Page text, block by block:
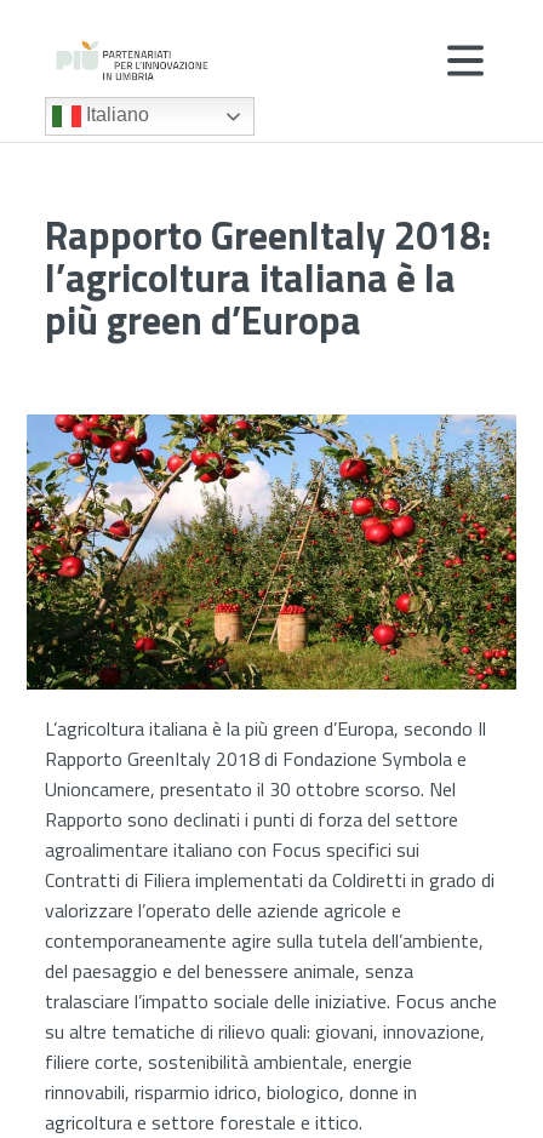
Italiano
Rapporto GreenItaly 2018:
l’agricoltura italiana è la
più green d’Europa
L’agricoltura italiana è la più green d’Europa, secondo Il
Rapporto GreenItaly 2018 di Fondazione Symbola e
Unioncamere, presentato il 30 ottobre scorso. Nel
Rapporto sono declinati i punti di forza del settore
agroalimentare italiano con Focus specifici sui
Contratti di Filiera implementati da Coldiretti in grado di
valorizzare l’operato delle aziende agricole e
contemporaneamente agire sulla tutela dell’ambiente,
del paesaggio e del benessere animale, senza
tralasciare l’impatto sociale delle iniziative. Focus anche
su altre tematiche di rilievo quali: giovani, innovazione,
filiere corte, sostenibilità ambientale, energie
rinnovabili, risparmio idrico, biologico, donne in
agricoltura e settore forestale e ittico.